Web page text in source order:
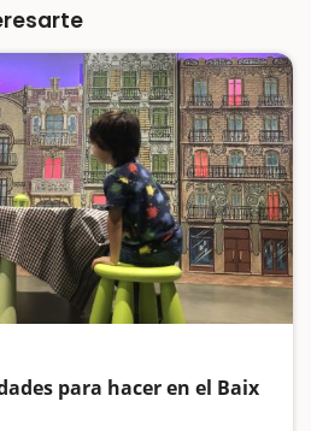
de Santa Marina es un conjunto
de cinco edificios…
para hacer en el Baix